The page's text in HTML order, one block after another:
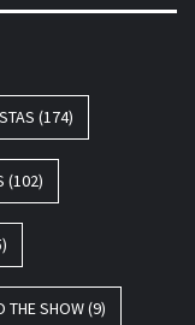
(174)
(102)
THE SHOW(9)